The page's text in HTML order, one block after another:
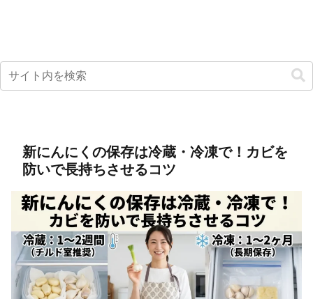
新にんにくの保存は冷蔵・冷凍で！カビを
防いで長持ちさせるコツ